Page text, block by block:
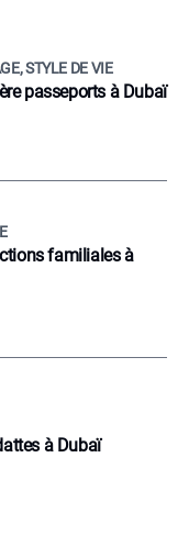
STYLE DE VIE
passeports à Dubaï
familiales à
à Dubaï